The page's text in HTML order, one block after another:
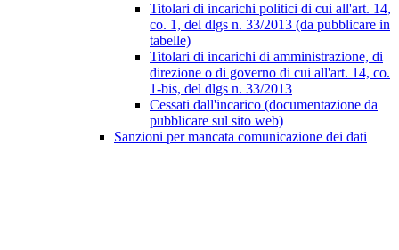
Titolari di incarichi politici di cui all'art. 14,
co. 1, del dlgs n. 33/2013 (da pubblicare in
tabelle)
Titolari di incarichi di amministrazione, di
direzione o di governo di cui all'art. 14, co.
1-bis, del dlgs n. 33/2013
Cessati dall'incarico (documentazione da
pubblicare sul sito web)
Sanzioni per mancata comunicazione dei dati